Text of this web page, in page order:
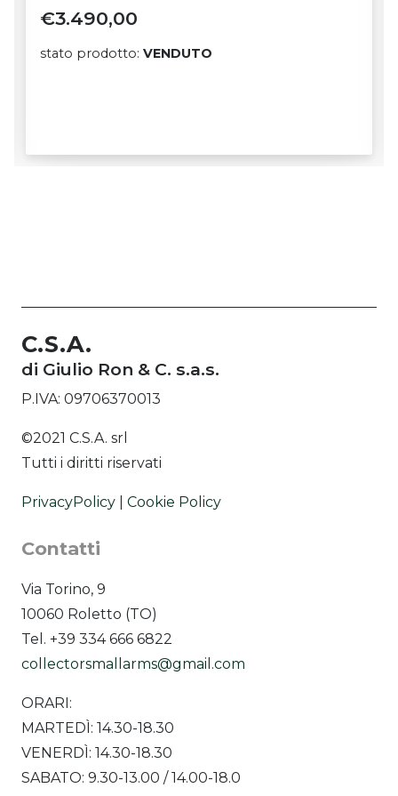
€795,00
stato prodotto: DISPONIBILE
C.S.A.
di Giulio Ron & C. s.a.s.
P.IVA: 09706370013
©2021 C.S.A. srl
Tutti i diritti riservati
PrivacyPolicy Cookie Policy
Contatti
Via Torino, 9
10060 Roletto (TO)
Tel. +39 334 666 6822
collectorsmallarms@gmail.com
ORARI:
MARTEDÌ: 14.30-18.30
VENERDÌ: 14.30-18.30
SABATO: 9.30-13.00 / 14.00-18.0